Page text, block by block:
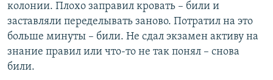
колонии. Плохо заправил кровать – били и
заставляли переделывать заново. Потратил на это
больше минуты – били. Не сдал экзамен активу на
знание правил или что-то не так понял – снова
били.